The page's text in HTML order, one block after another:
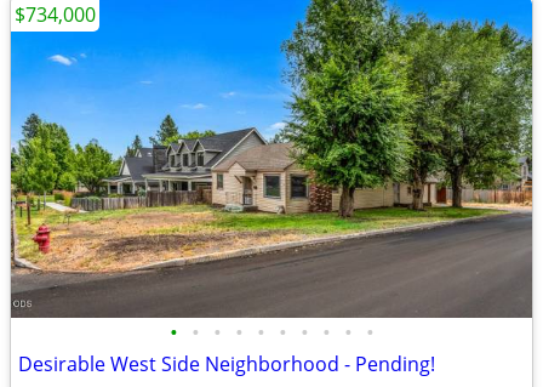
• • • • • • • • • •
Desirable West Side Neighborhood - Pending!
$734,000